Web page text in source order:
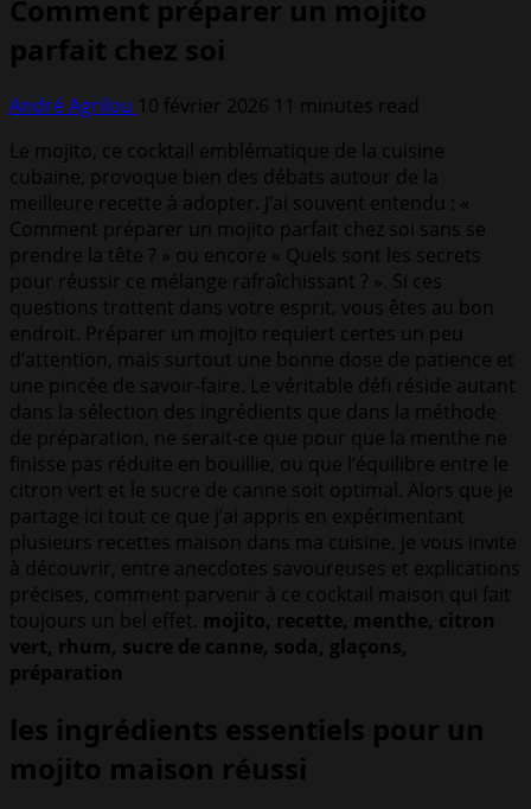
Comment préparer un mojito
parfait chez soi
André Agrilou 10 février 2026 11 minutes read
Le mojito, ce cocktail emblématique de la cuisine
cubaine, provoque bien des débats autour de la
meilleure recette à adopter. J’ai souvent entendu : «
Comment préparer un mojito parfait chez soi sans se
prendre la tête ? » ou encore « Quels sont les secrets
pour réussir ce mélange rafraîchissant ? ». Si ces
questions trottent dans votre esprit, vous êtes au bon
endroit. Préparer un mojito requiert certes un peu
d’attention, mais surtout une bonne dose de patience et
une pincée de savoir-faire. Le véritable défi réside autant
dans la sélection des ingrédients que dans la méthode
de préparation, ne serait-ce que pour que la menthe ne
finisse pas réduite en bouillie, ou que l’équilibre entre le
citron vert et le sucre de canne soit optimal. Alors que je
partage ici tout ce que j’ai appris en expérimentant
plusieurs recettes maison dans ma cuisine, je vous invite
à découvrir, entre anecdotes savoureuses et explications
précises, comment parvenir à ce cocktail maison qui fait
toujours un bel effet. mojito, recette, menthe, citron
vert, rhum, sucre de canne, soda, glaçons,
préparation
les ingrédients essentiels pour un
mojito maison réussi